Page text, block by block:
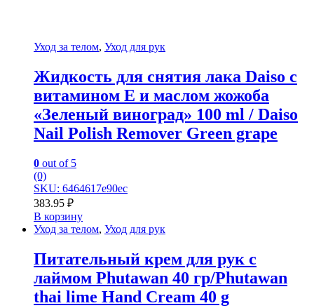
Уход за телом, Уход для рук
Жидкость для снятия лака Daiso с
витамином Е и маслом жожоба
«Зеленый виноград» 100 ml / Daiso
Nail Polish Remover Green grape
0 out of 5
(0)
SKU: 6464617e90ec
383.95 ₽
В корзину
Уход за телом, Уход для рук
Питательный крем для рук c
лаймом Phutawan 40 гр/Phutawan
thai lime Hand Cream 40 g